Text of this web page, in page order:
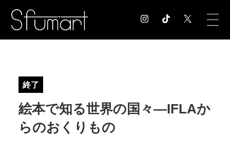
EXHIBITION 展覧会情報
MUSEUM
終了
絵本で知る世界の国々―IFLAか
らのおくりもの